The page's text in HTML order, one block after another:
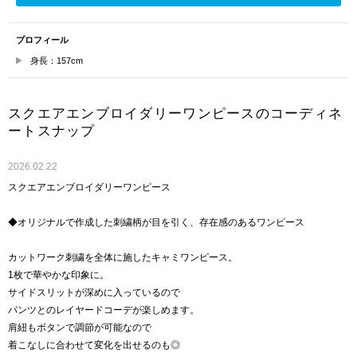
プロフィール
身長：157cm
スクエアエンブロイダリーワンピースのコーディネ
ートスナップ
2026.02.22
スクエアエンブロイダリーワンピース
◆オリジナルで作成した刺繍柄が目を引く、存在感のあるワンピース
カットワーク刺繍を全体に施したキャミワンピース。
1枚で華やかな印象に。
サイドスリットが深めに入っているので
パンツとのレイヤードコーデが楽しめます。
肩紐もボタンで調節が可能なので
着こなしに合わせて変化を出せるのも◎